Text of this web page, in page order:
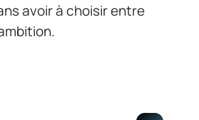
avoir à choisir entre